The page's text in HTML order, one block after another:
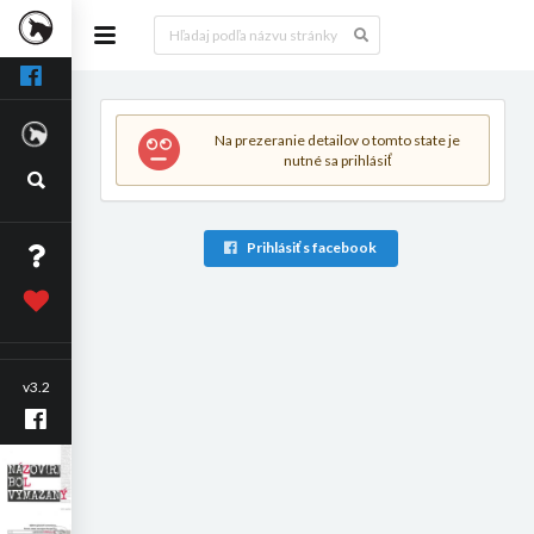
v3.2
Na prezeranie detailov o tomto state je
nutné sa prihlásiť
Prihlásiť s facebook